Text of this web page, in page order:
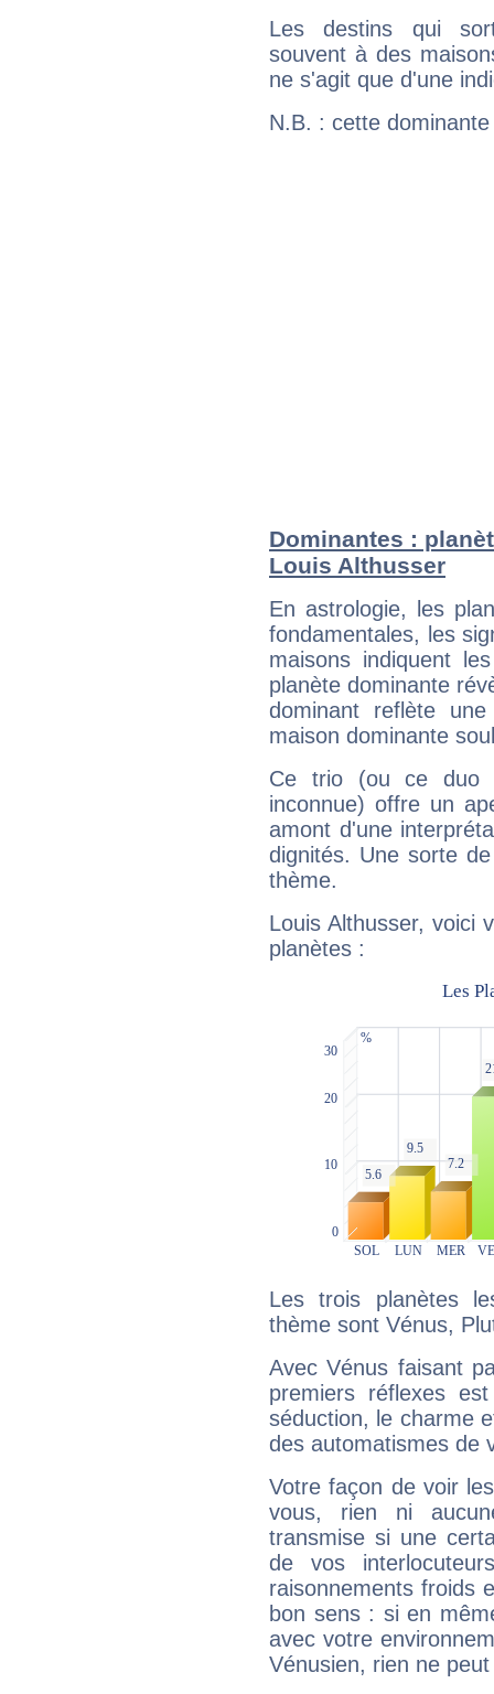
Les destins qui
souvent à des
ne s'agit que d'une
N.B. : cette
Dominantes :
Louis Althusser
En astrologie, les
fondamentales, les
maisons indiquent
planète dominante
dominant reflète
maison dominante
Ce trio (ou ce duo
inconnue) offre un
amont d'une
dignités. Une sorte
thème.
Louis Althusser, voici
planètes :
Les trois planètes
thème sont Vénus,
Avec Vénus faisant
premiers réflexes
séduction, le charme
des automatismes de
Votre façon de voir
vous, rien ni
transmise si une
de vos
raisonnements froids
bon sens : si en
avec votre
Vénusien, rien ne